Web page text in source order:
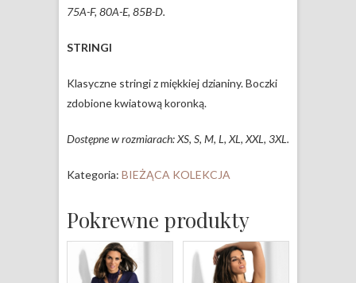
75A-F, 80A-E, 85B-D.
STRINGI
Klasyczne stringi z miękkiej dzianiny. Boczki
zdobione kwiatową koronką.
Dostępne w rozmiarach: XS, S, M, L, XL, XXL, 3XL.
Kategoria: BIEŻĄCA KOLEKCJA
Pokrewne produkty